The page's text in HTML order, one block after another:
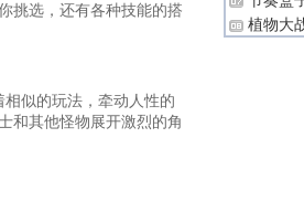
挑选，还有各种技能的搭
似的玩法，牵动人性的
和其他怪物展开激烈的角
植物大